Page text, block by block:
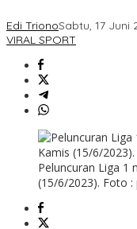
Edi TrionoSabtu, 17 Juni
VIRAL SPORT
Peluncuran Liga 1
(15/6/2023). Foto :